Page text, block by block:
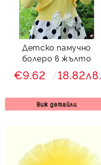
Детско памучно
болеро в жълто
€9.62 18.82лв.
Виж детайли